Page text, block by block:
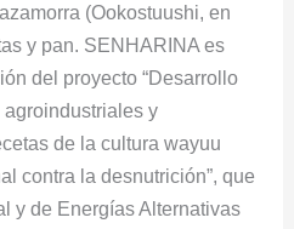
(Ookostuushi, en
y pan. SENHARINA es
del proyecto “Desarrollo
y
de la cultura wayuu
contra la desnutrición”, que
y de Energías Alternativas